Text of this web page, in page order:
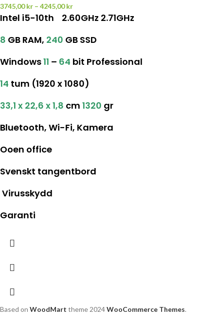
3745,00kr – 4245,00kr
Intel i5-10th 2.60GHz 2.71GHz
8 GB RAM, 240 GB SSD
Windows11 – 64 bit Professional
14 tum (1920 x 1080)
33,1 x 22,6 x 1,8 cm 1320 gr
Bluetooth, Wi-Fi, Kamera
Ooen office
Svenskt tangentbord
Virusskydd
Garanti
Based on WoodMart theme 2024WooCommerce Themes.